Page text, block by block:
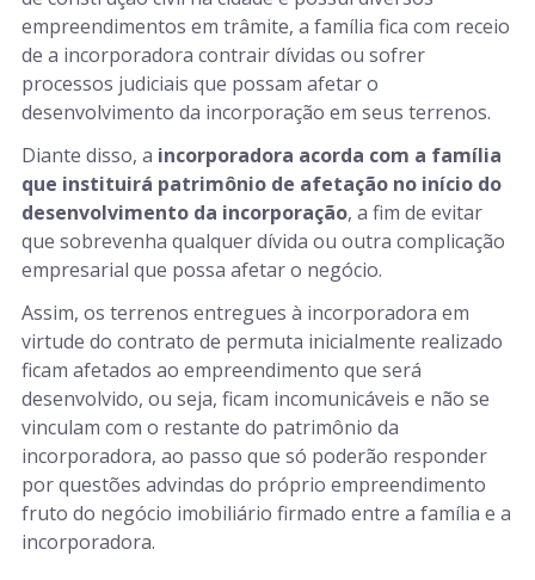
empreendimentos em trâmite, a família fica com receio
de a incorporadora contrair dívidas ou sofrer
processos judiciais que possam afetar o
desenvolvimento da incorporação em seus terrenos.
Diante disso, a incorporadora acorda com a família
que instituirá patrimônio de afetação no início do
desenvolvimento da incorporação, a fim de evitar
que sobrevenha qualquer dívida ou outra complicação
empresarial que possa afetar o negócio.
Assim, os terrenos entregues à incorporadora em
virtude do contrato de permuta inicialmente realizado
ficam afetados ao empreendimento que será
desenvolvido, ou seja, ficam incomunicáveis e não se
vinculam com o restante do patrimônio da
incorporadora, ao passo que só poderão responder
por questões advindas do próprio empreendimento
fruto do negócio imobiliário firmado entre a família e a
incorporadora.